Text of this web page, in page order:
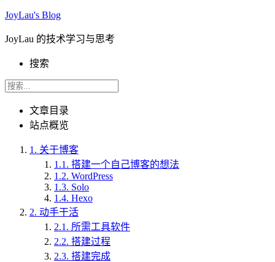
JoyLau's Blog
JoyLau 的技术学习与思考
搜索
文章目录
站点概览
1. 关于博客
1.1. 搭建一个自己博客的想法
1.2. WordPress
1.3. Solo
1.4. Hexo
2. 动手干活
2.1. 所需工具软件
2.2. 搭建过程
2.3. 搭建完成